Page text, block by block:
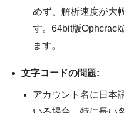
めず、解析速度が大
す。64bit版
ます。
文字コードの問題:
アカウント名に日本